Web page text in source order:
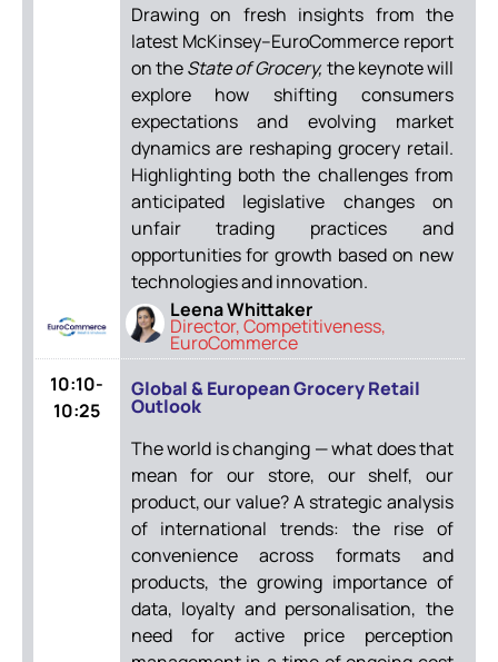
Drawing on fresh insights from the
latest McKinsey–EuroCommerce report
on theState of Grocery, the keynote will
explore how shifting consumers
expectations and evolving market
dynamics are reshaping grocery retail.
Highlighting both the challenges from
anticipated legislative changes on
unfair trading practices and
opportunities for growth based on new
technologies and innovation.
Leena Whittaker
Director, Competitiveness,
EuroCommerce
10:10-
10:25
Global & European Grocery Retail
Outlook
The world is changing — what does that
mean for our store, our shelf, our
product, our value? A strategic analysis
of international trends: the rise of
convenience across formats and
products, the growing importance of
data, loyalty and personalisation, the
need for active price perception